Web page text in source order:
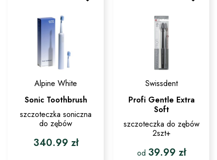
Alpine White
Sonic Toothbrush
szczoteczka soniczna
do zębów
340.99 zł
Swissdent
Profi Gentle Extra
Soft
szczoteczka do zębów
2szt+
od 39.99 zł